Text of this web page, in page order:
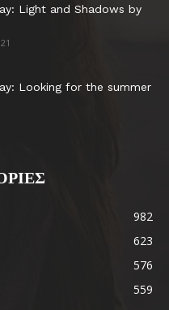
Light and Shadows by
Looking for the summer
982
623
576
559